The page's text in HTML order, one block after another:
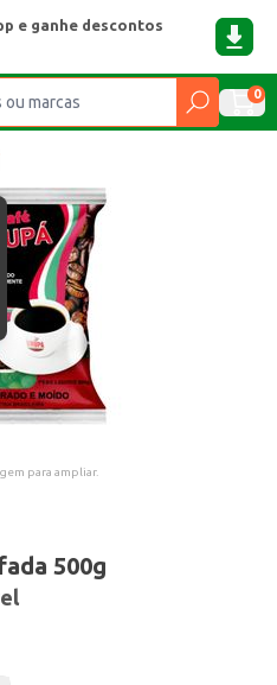
e ganhe descontos
0
para ampliar.
500g